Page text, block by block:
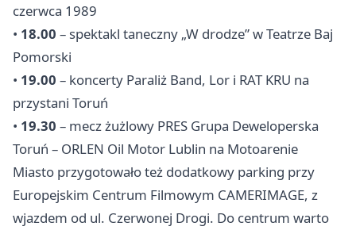
czerwca 1989
• 18.00 – spektakl taneczny „W drodze” w Teatrze Baj
Pomorski
• 19.00 – koncerty Paraliż Band, Lor i RAT KRU na
przystani Toruń
• 19.30 – mecz żużlowy PRES Grupa Deweloperska
Toruń – ORLEN Oil Motor Lublin na Motoarenie
Miasto przygotowało też dodatkowy parking przy
Europejskim Centrum Filmowym CAMERIMAGE, z
wjazdem od ul. Czerwonej Drogi. Do centrum warto